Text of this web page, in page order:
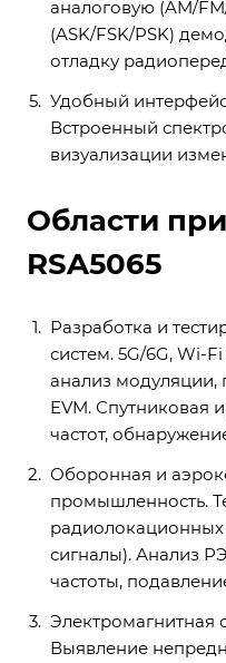
аналоговую (AM/
(ASK/FSK/PSK)
отладку
Удобный
Встроенный
визуализации
Области
RSA5065
Разработка и
систем. 5G/6G, Wi-
анализ модуляции,
EVM. Спутниковая
частот,
Оборонная и
промышленность.
сигналы). Анализ
частоты,
Электромагнитная
Выявление